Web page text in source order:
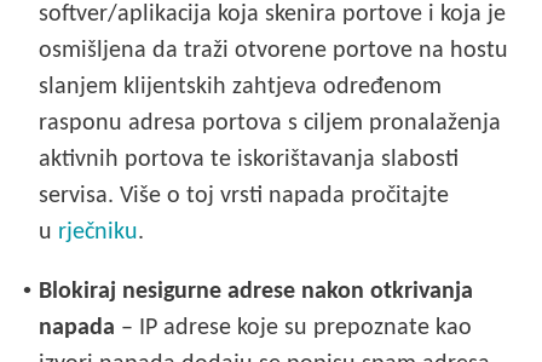
softver/aplikacija koja skenira portove i koja je
osmišljena da traži otvorene portove na hostu
slanjem klijentskih zahtjeva određenom
rasponu adresa portova s ciljem pronalaženja
aktivnih portova te iskorištavanja slabosti
servisa. Više o toj vrsti napada pročitajte
u rječniku.
• Blokiraj nesigurne adrese nakon otkrivanja
napada – IP adrese koje su prepoznate kao